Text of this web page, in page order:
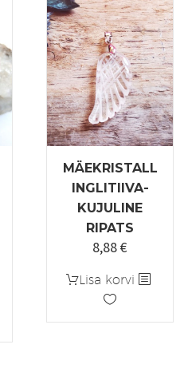
MÄEKRISTALL
INGLITIIVA-
KUJULINE
RIPATS
8,88€
Lisa korvi